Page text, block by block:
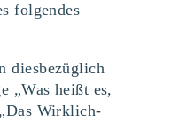
folgendes
diesbezüglich
„Was heißt es,
Wirklich-